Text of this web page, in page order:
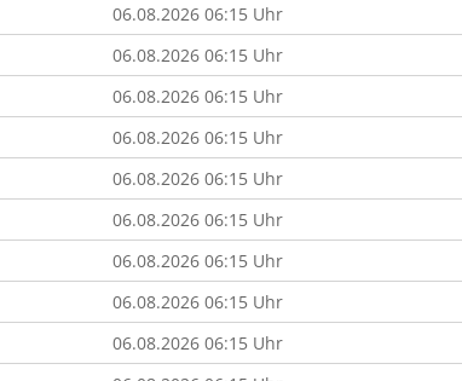
06.08.2026 06:15 Uhr
06.08.2026 06:15 Uhr
06.08.2026 06:15 Uhr
06.08.2026 06:15 Uhr
06.08.2026 06:15 Uhr
06.08.2026 06:15 Uhr
06.08.2026 06:15 Uhr
06.08.2026 06:15 Uhr
06.08.2026 06:15 Uhr